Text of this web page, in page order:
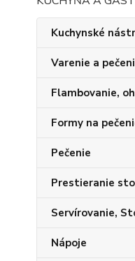
Kuchynské
Varenie a
Flambovanie,
Formy na
Pečenie
Prestieranie
Servírovanie,
Nápoje